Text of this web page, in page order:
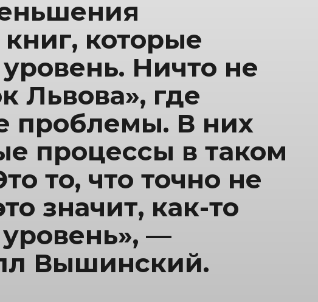
которые
Ничто не
Львова», где
проблемы. В них
процессы в таком
то, что точно не
значит, как-то
—
Вышинский.